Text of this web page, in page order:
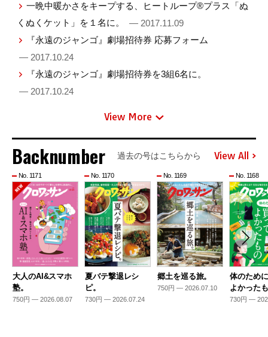
一晩中暖かさをキープする、ヒートループ®プラス「ぬ
くぬくケット」を１名に。
— 2017.11.09
『永遠のジャンゴ』劇場招待券 応募フォーム
— 2017.10.24
『永遠のジャンゴ』劇場招待券を3組6名に。
— 2017.10.24
View More
Backnumber 過去の号はこちらから View All
No. 1171
大人のAI&スマホ
塾。
750円 — 2026.08.07
No. 1170
夏バテ撃退レシ
ピ。
730円 — 2026.07.24
No. 1169
郷土を巡る旅。
750円 — 2026.07.10
No. 1168
体のため
よかった
730円 —